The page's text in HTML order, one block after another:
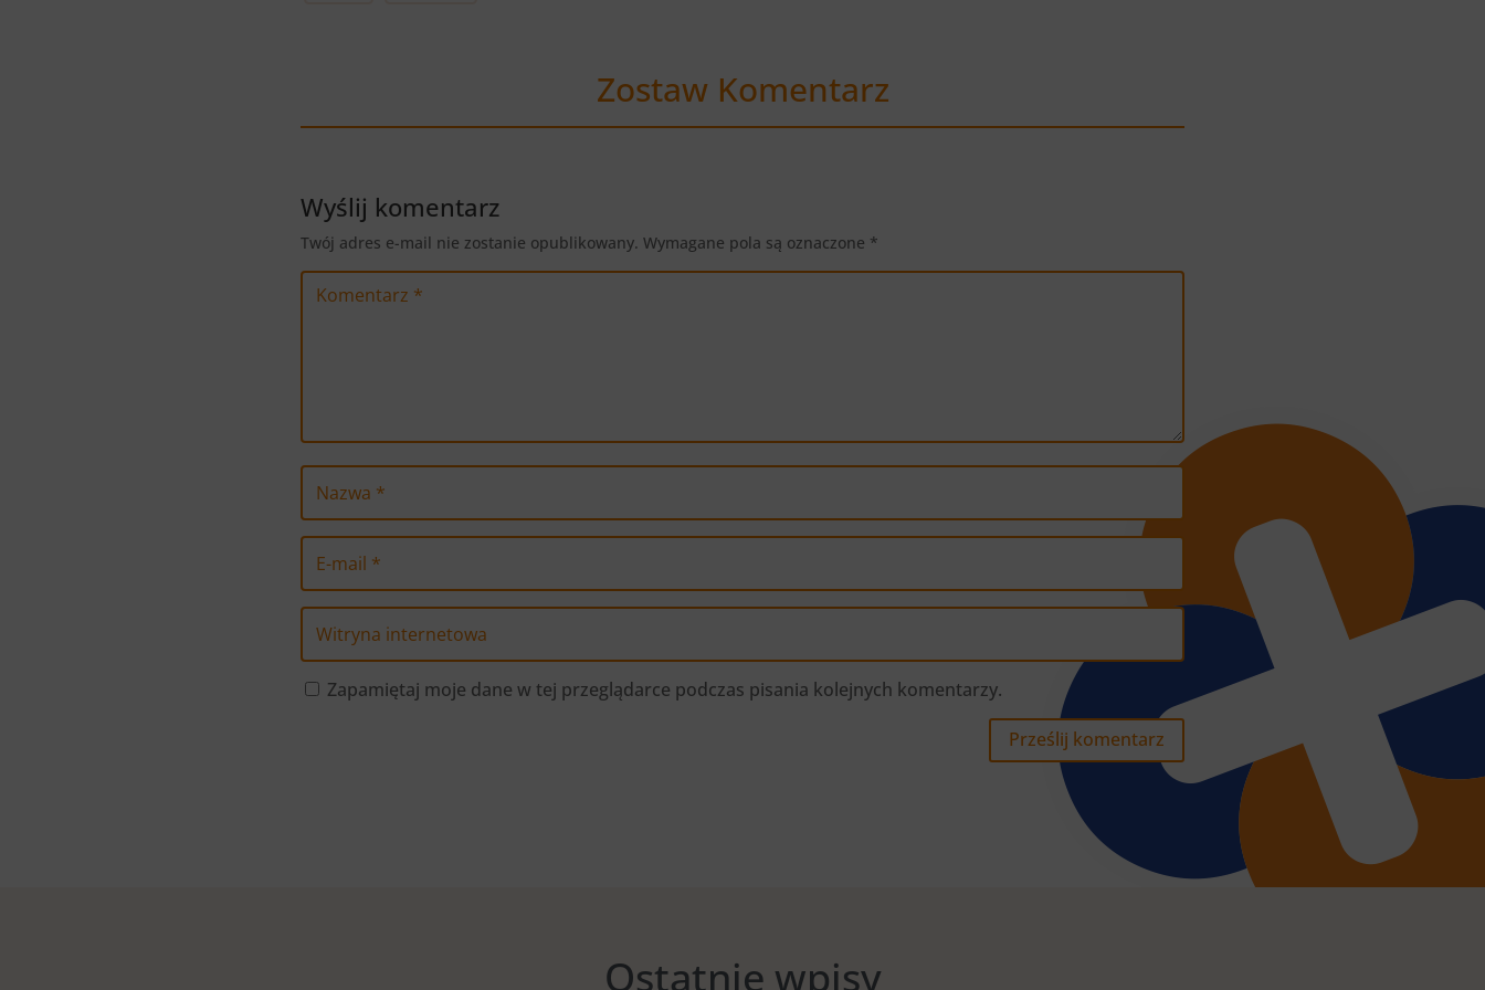
Zostaw Komentarz
Wyślij komentarz
Twój adres e-mail nie zostanie opublikowany. Wymagane pola są oznaczone *
Zapamiętaj moje dane w tej przeglądarce podczas pisania kolejnych komentarzy.
Prześlij komentarz
Ostatnie wpisy